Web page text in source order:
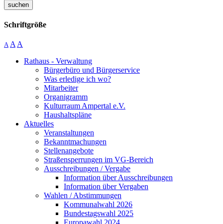
suchen
Schriftgröße
A A A
Rathaus - Verwaltung
Bürgerbüro und Bürgerservice
Was erledige ich wo?
Mitarbeiter
Organigramm
Kulturraum Ampertal e.V.
Haushaltspläne
Aktuelles
Veranstaltungen
Bekanntmachungen
Stellenangebote
Straßensperrungen im VG-Bereich
Ausschreibungen / Vergabe
Information über Ausschreibungen
Information über Vergaben
Wahlen / Abstimmungen
Kommunalwahl 2026
Bundestagswahl 2025
Europawahl 2024